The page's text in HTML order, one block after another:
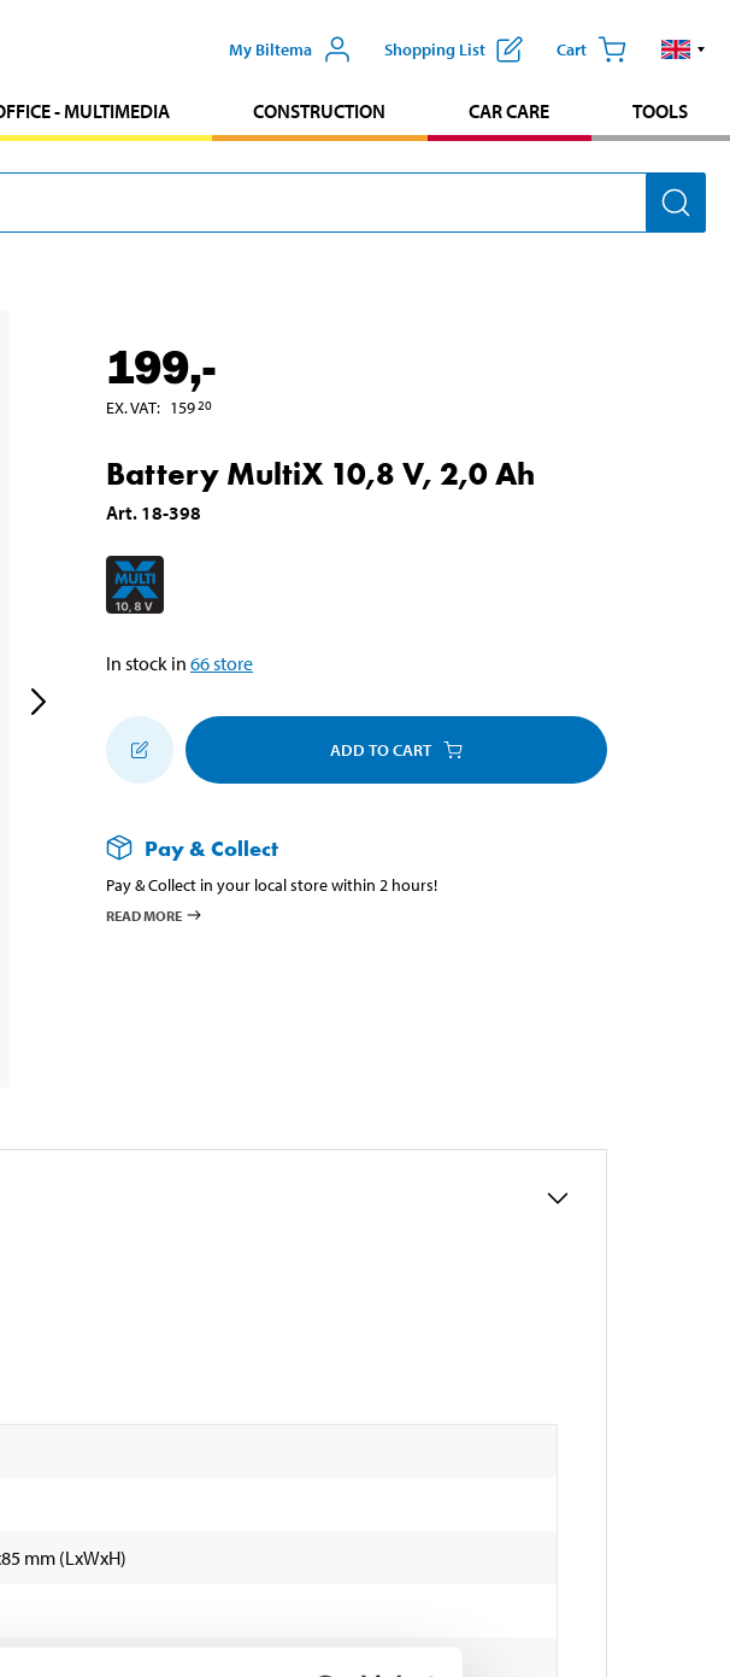
My Biltema Shopping List Cart
- MULTIMEDIA CONSTRUCTION CAR CARE TOOLS
199,-
EX. VAT: 15920
Battery MultiX 10,8 V, 2,0 Ah
Art. 18-398
In stock in 66store
ADD TO CART
Pay & Collect
Pay & Collect in your local store within 2 hours!
READ MORE
mm (LxWxH)